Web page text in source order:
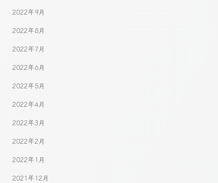
2022年9月
2022年8月
2022年7月
2022年6月
2022年5月
2022年4月
2022年3月
2022年2月
2022年1月
2021年12月